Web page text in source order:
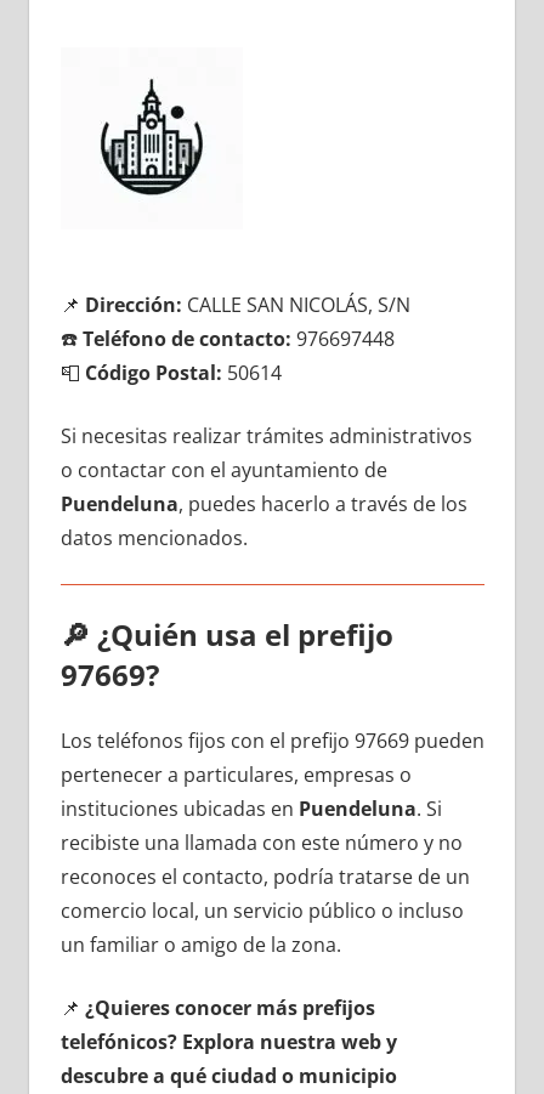
📌 Dirección: CALLE SAN NICOLÁS, S/N
☎️Teléfono dе contacto: 976697448
📮 Código Postal: 50614
Si necesitas realizar trámites administrativos
ο contactar сοn el ayuntamiento dе
Puendeluna, puedes hacerlo а través dе los
datos mencionados.
🔎 ¿Quién usa el prefijo
97669?
Los teléfonos fijos сοn el prefijo 97669 pueden
pertenecer а particulares, empresas ο
instituciones ubicadas en Puendeluna. Si
recibiste una llamada сοn еstе número у no
reconoces el contacto, podría tratarse dе un
comercio local, un servicio público ο incluso
un familiar ο amigo dе la zona.
📌 ¿Quieres conocer mа́s prefijos
telefónicos? Explora nuestra web у
descubre а qué ciudad ο municipio